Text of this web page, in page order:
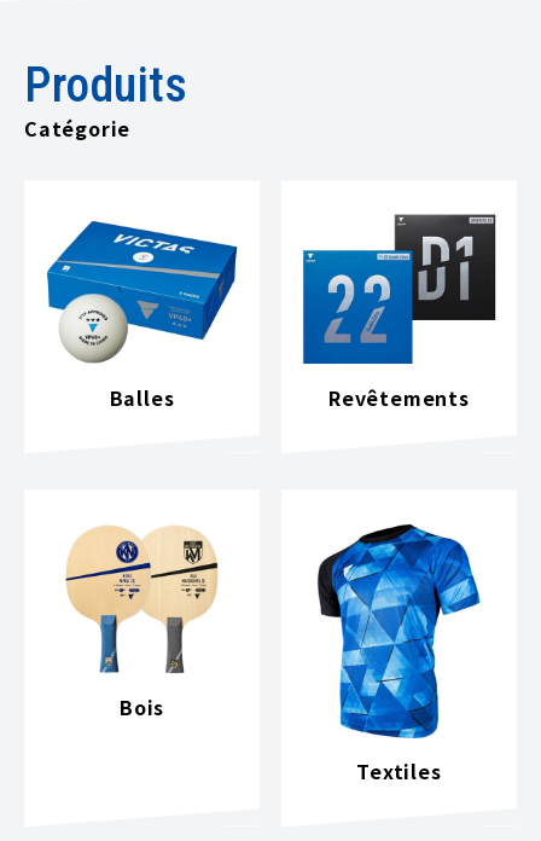
Produits
Catégorie
Balles Revêtements
Bois
Textiles